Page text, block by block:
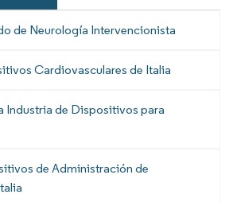
de Neurología Intervencionista
Cardiovasculares de Italia
Industria de Dispositivos para
de Administración de